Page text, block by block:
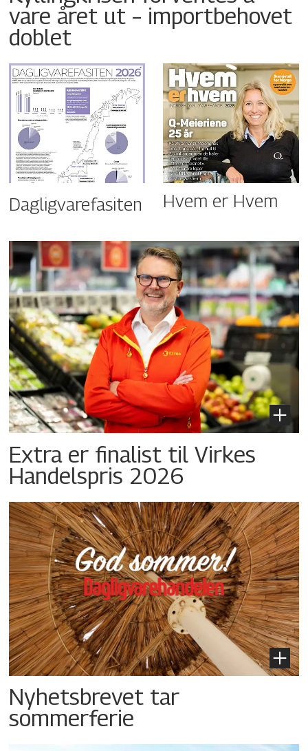
vare året ut – importbehovet
doblet
Dagligvarefasiten Hvem er Hvem
Extra er finalist til Virkes
Handelspris 2026
Nyhetsbrevet tar
sommerferie